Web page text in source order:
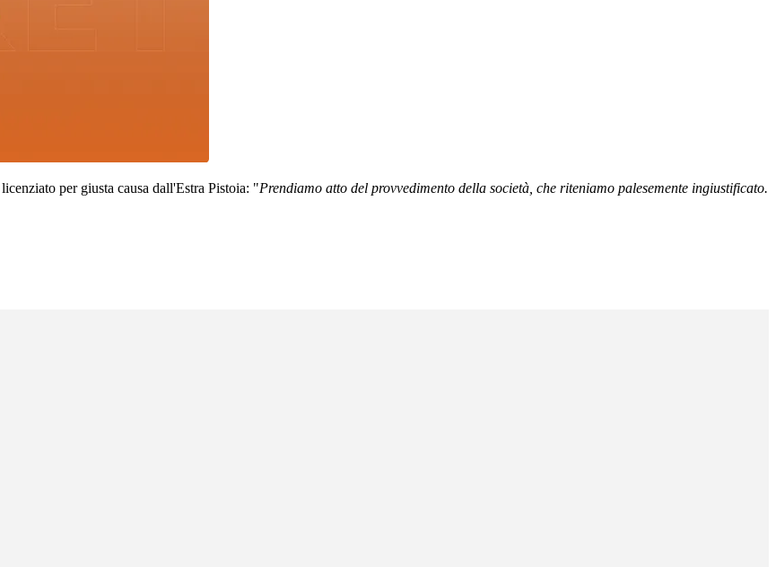
licenziato per giusta causa dall'Estra Pistoia: "Prendiamo atto del provvedimento della società, che riteniamo palesemente ingiustificato.